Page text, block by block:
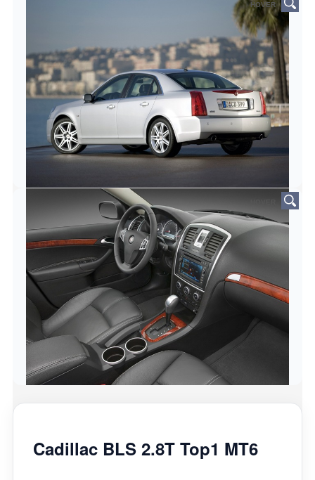
HOVER
Cadillac BLS 2.8T Top1 MT6